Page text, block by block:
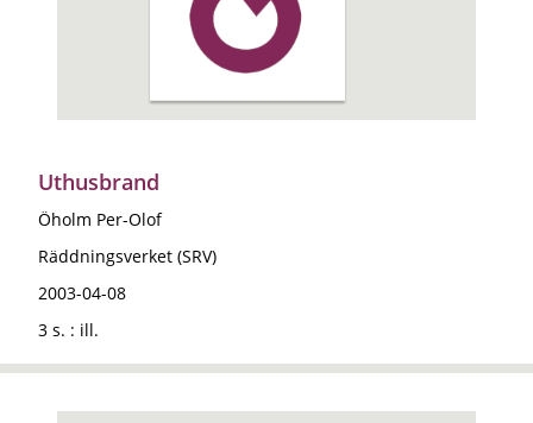
Uthusbrand
Öholm Per-Olof
Räddningsverket (SRV)
2003-04-08
3 s. : ill.